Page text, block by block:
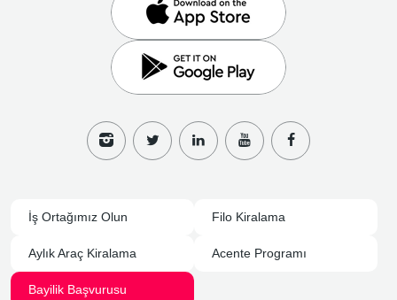
İş Ortağımız Olun Filo Kiralama
Aylık Araç Kiralama Acente Programı
Bayilik Başvurusu